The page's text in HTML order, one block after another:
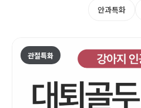
안과특화
관절특화